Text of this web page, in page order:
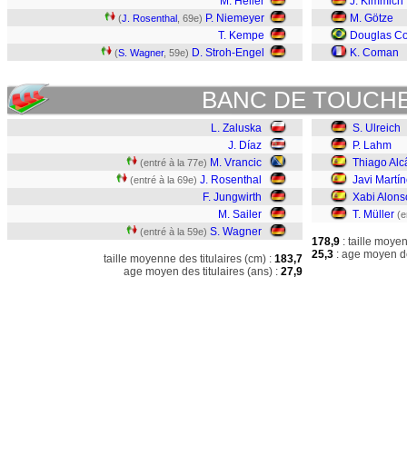
(J. Rosenthal , 69e) P. Niemeyer
T. Kempe
(S. Wagner, 59e) D. Stroh-Engel
M. Götze
Douglas
K. Coman
BANC DE
L. Zaluska
J. Díaz
(entré à la 77e) M. Vrancic
(entré à la 69e) J. Rosenthal
F. Jungwirth
M. Sailer
(entré à la 59e) S. Wagner
taille moyenne des titulaires (cm) : 183,7
age moyen des titulaires (ans) : 27,9
S. Ulreich
P. Lahm
Thiago
Javi
Xabi
T. Müller
178,9 : taille
25,3 : age moyen